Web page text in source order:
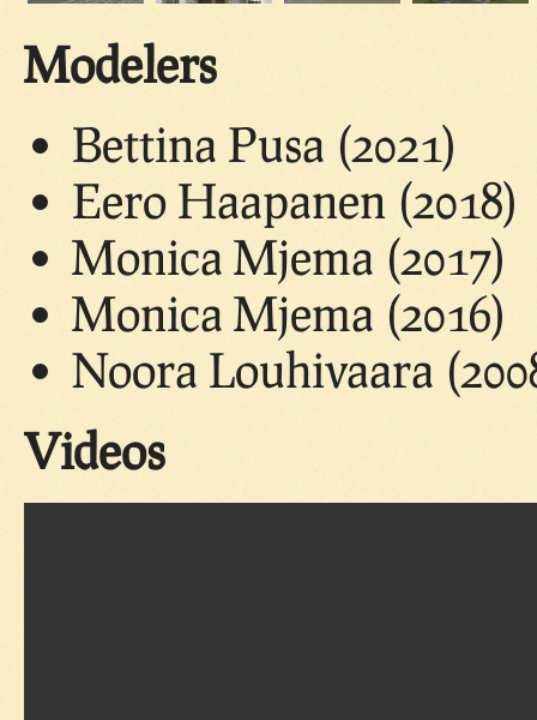
Modelers
Bettina Pusa (2021)
Eero Haapanen (2018)
Monica Mjema (2017)
Monica Mjema (2016)
Noora Louhivaara
Videos